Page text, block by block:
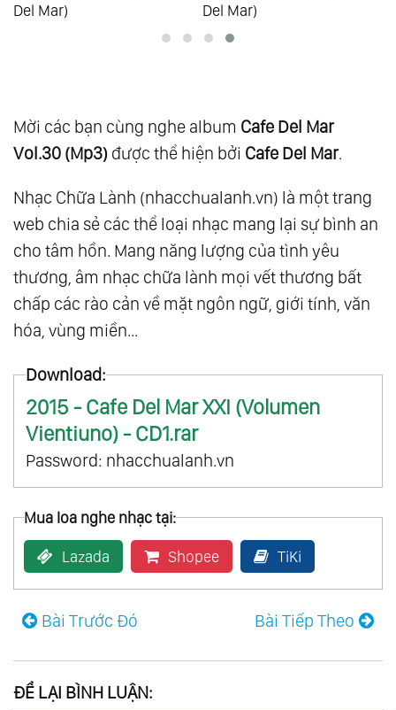
Del Mar)
Del Mar)
Mời các bạn cùng nghe album Cafe Del Mar
Vol.30 (Mp3) được thể hiện bởi Cafe Del Mar.
Nhạc Chữa Lành (nhacchualanh.vn) là một trang
web chia sẻ các thể loại nhạc mang lại sự bình an
cho tâm hồn. Mang năng lượng của tình yêu
thương, âm nhạc chữa lành mọi vết thương bất
chấp các rào cản về mặt ngôn ngữ, giới tính, văn
hóa, vùng miền...
Download:
2015 - Cafe Del Mar XXI (Volumen
Vientiuno) - CD1.rar
Password: nhacchualanh.vn
Mua loa nghe nhạc tại:
Lazada Shopee TiKi
Bài Trước Đó Bài Tiếp Theo
ĐỂ LẠI BÌNH LUẬN: